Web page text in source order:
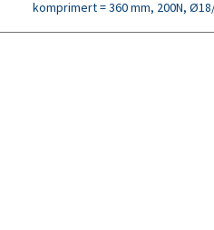
komprimert = 360 mm, 200N,